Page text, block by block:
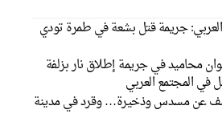
جريمة قتل بشعة في طمرة تودي
في جريمة إطلاق نار بزلفة
العربي
مسدس وذخيرة… وقرد في مدينة